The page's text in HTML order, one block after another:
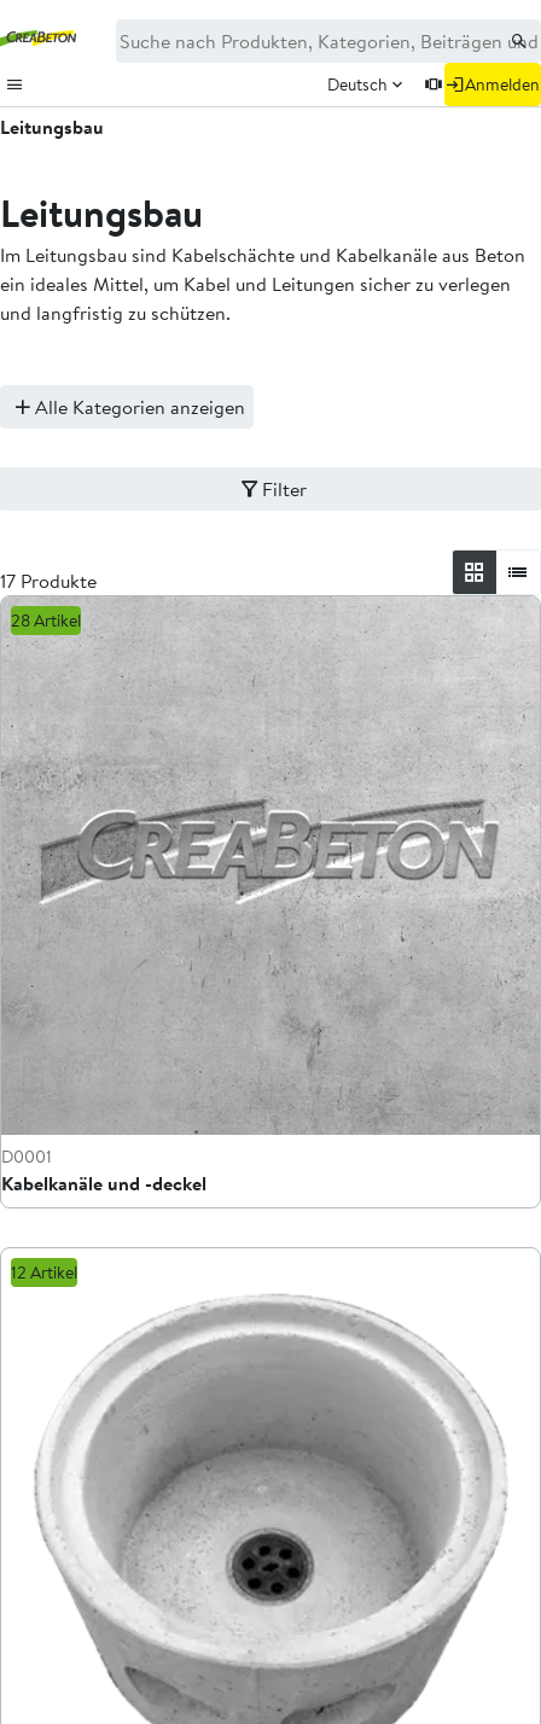
Deutsch Anmelden
Leitungsbau
Leitungsbau
Im Leitungsbau sind Kabelschächte und Kabelkanäle aus Beton
ein ideales Mittel, um Kabel und Leitungen sicher zu verlegen
und langfristig zu schützen.
Alle Kategorien anzeigen
Filter
17 Produkte
28 Artikel
D0001
Kabelkanäle und -deckel
12 Artikel